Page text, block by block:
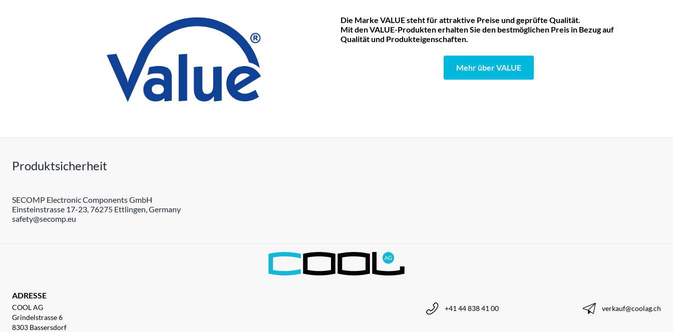
Die Marke VALUE steht für attraktive Preise und geprüfte Qualität.
Mit den VALUE-Produkten erhalten Sie den bestmöglichen Preis in Bezug auf
Qualität und Produkteigenschaften.
Mehr über VALUE
Produktsicherheit
SECOMP Electronic Components GmbH
Einsteinstrasse 17-23, 76275 Ettlingen, Germany
safety@secomp.eu
ADRESSE
COOL AG
Grindelstrasse 6
8303 Bassersdorf
+41 44 838 41 00 verkauf@coolag.ch